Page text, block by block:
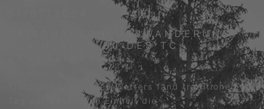
SAISONABSCHLUSSWANDERUNG
DER HERREN 50 DES TC
ERGENZINGEN
Trotz des schlechten Wetters fand traditionell am
Tag der Deutschen Einheit die